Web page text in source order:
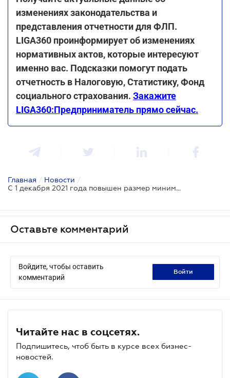
изменениях законодательства и
представления отчетности для ФЛП.
LIGA360 проинформирует об изменениях
нормативных актов, которые интересуют
именно вас. Подсказки помогут подать
отчетность в Налоговую, Статистику, Фонд
социального страхования. Закажите
LIGA360:Предприниматель прямо сейчас.
Главная / Новости /
С 1 декабря 2021 года повышен размер минимального страхового взноса ЕСВ
Оставьте комментарий
Войдите, чтобы оставить
комментарий
войти
Читайте нас в соцсетях.
Подпишитесь, чтоб быть в курсе всех бизнес-
новостей.